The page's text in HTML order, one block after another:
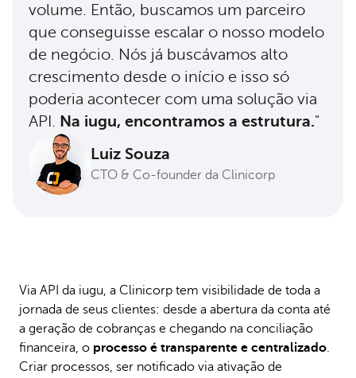
volume. Então, buscamos um parceiro
que conseguisse escalar o nosso modelo
de negócio. Nós já buscávamos alto
crescimento desde o início e isso só
poderia acontecer com uma solução via
API. Na iugu, encontramos a estrutura."
Luiz Souza
CTO & Co-founder da Clinicorp
Via API da iugu, a Clinicorp tem visibilidade de toda a
jornada de seus clientes: desde a abertura da conta até
a geração de cobranças e chegando na conciliação
financeira, o processo é transparente e centralizado.
Criar processos, ser notificado via ativação de